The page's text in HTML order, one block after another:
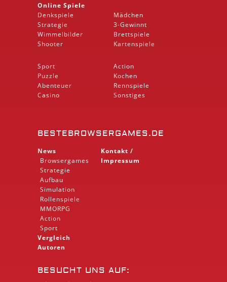
Online Spiele
Denkspiele
Strategie
Wimmelbilder
Shooter
Mädchen
3-Gewinnt
Brettspiele
Kartenspiele
Sport
Puzzle
Abenteuer
Casino
Action
Kochen
Rennspiele
Sonstiges
BESTEBROWSERGAMES.DE
News
Browsergames
Strategie
Aufbau
Simulation
Rollenspiele
MMORPG
Action
Sport
Vergleich
Autoren
Kontakt /
Impressum
BESUCHT UNS AUF: